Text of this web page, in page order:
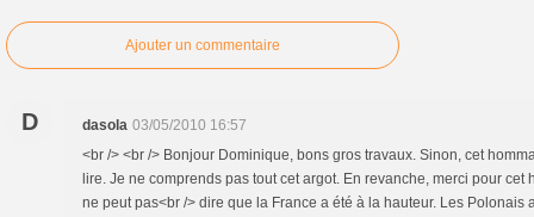
Ajouter un commentaire
D dasola 03/05/2010 16:57
<br /> <br /> Bonjour Dominique, bons gros travaux. Sinon, cet
lire. Je ne comprends pas tout cet argot. En revanche, merci pour
ne peut pas<br /> dire que la France a été à la hauteur. Les Polonais